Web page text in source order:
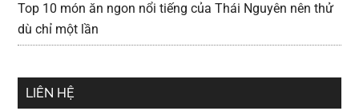
Top 10 món ăn ngon nổi tiếng của Thái Nguyên nên thử
dù chỉ một lần
LIÊN HỆ